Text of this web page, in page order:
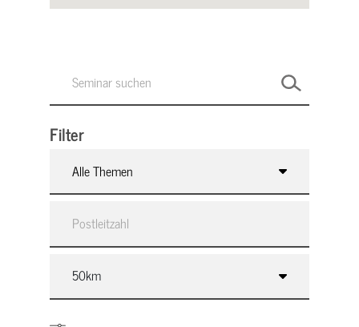
Filter
Alle Themen